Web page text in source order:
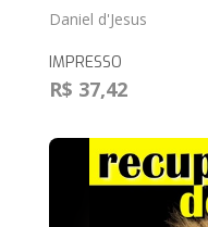
Daniel d'Jesus
IMPRESSO
R$ 37,42